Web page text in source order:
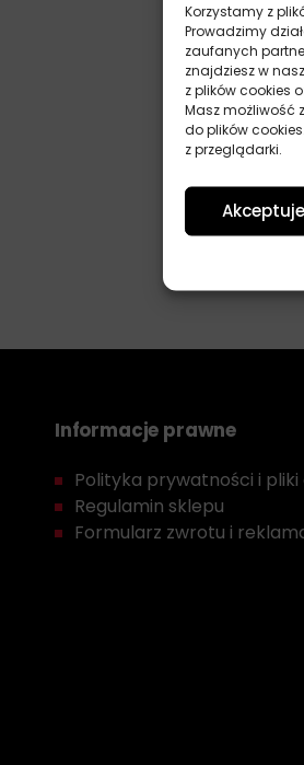
Korzystamy z
Prowadzimy
zaufanych
znajdziesz w
z plików cookies
Masz możliwość
do plików
z przeglądarki.
Akceptuje
Informacje prawne
Polityka prywatności i pliki
Regulamin sklepu
Formularz zwrotu i